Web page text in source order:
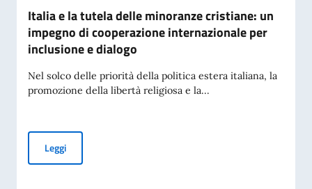
Italia e la tutela delle minoranze cristiane: un
impegno di cooperazione internazionale per
inclusione e dialogo
Nel solco delle priorità della politica estera italiana, la
promozione della libertà religiosa e la...
LeggiItalia e la tutela delle minoranze cristiane: un impegno di